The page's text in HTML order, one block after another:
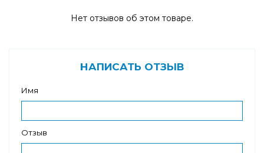
Нет отзывов об этом товаре.
НАПИСАТЬ ОТЗЫВ
Имя
Отзыв